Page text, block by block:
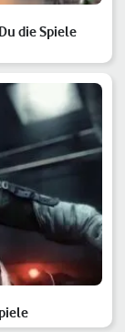
die Spiele